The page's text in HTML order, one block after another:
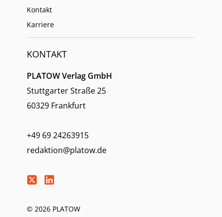
Kontakt
Karriere
KONTAKT
PLATOW Verlag GmbH
Stuttgarter Straße 25
60329 Frankfurt
+49 69 24263915
redaktion@platow.de
© 2026 PLATOW